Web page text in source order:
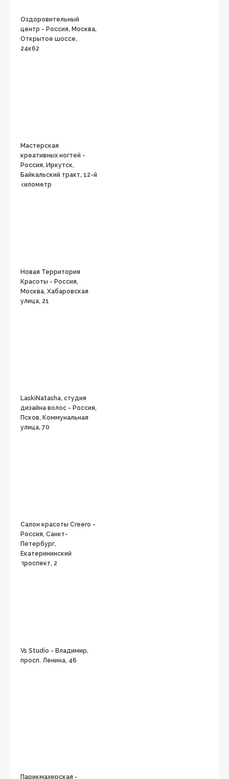
Оздоровительный
центр - Россия, Москва,
Открытое шоссе,
24к62
Мастерская
креативных ногтей -
Россия, Иркутск,
Байкальский тракт, 12-й
километр
Новая Территория
Красоты - Россия,
Москва, Хабаровская
улица, 21
LaskiNatasha, студия
дизайна волос - Россия,
Псков, Коммунальная
улица, 70
Салон красоты Creero -
Россия, Санкт-
Петербург,
Екатерининский
проспект, 2
Vs Studio - Владимир,
просп. Ленина, 46
Парикмахерская -